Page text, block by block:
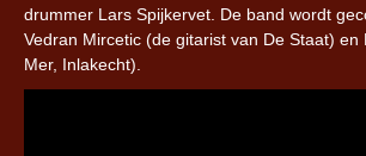
drummer Lars Spijkervet. De band wordt
Vedran Mircetic (de gitarist van De Staat) en
Mer, Inlakecht).